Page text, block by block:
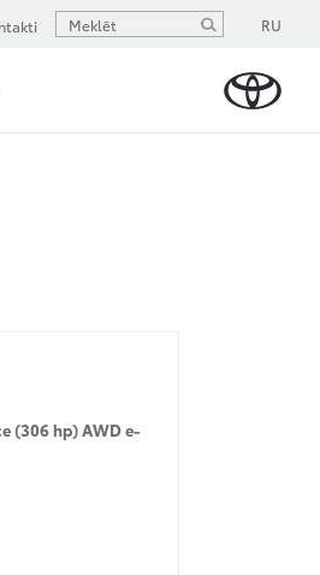
RU
(306 hp) AWD e-